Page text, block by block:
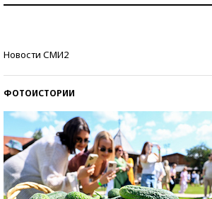
Новости СМИ2
ФОТОИСТОРИИ